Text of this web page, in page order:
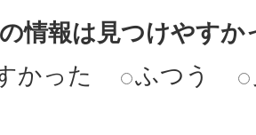
情報は見つけやすか
かった
ふつう